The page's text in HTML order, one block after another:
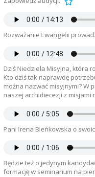
Rozważanie Ewangelii
Dziś Niedziela Misyjna, która
Kto dziś tak naprawdę
można nazwać misyjnymi? W
naszej archidiecezji z misjami
Pani Irena Bieńkowska o
Będzie też o jedynym
formację w seminarium na